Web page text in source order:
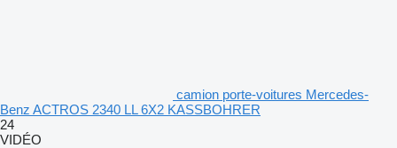
camion porte-voitures Mercedes-
Benz ACTROS 2340 LL 6X2 KASSBOHRER
24
VIDÉO